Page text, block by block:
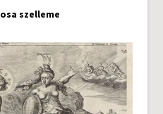
szelleme